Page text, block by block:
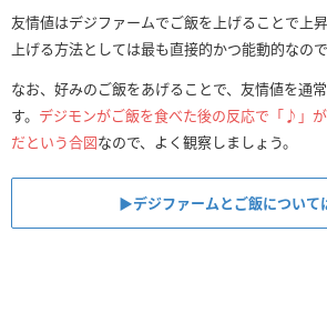
友情値はデジファームでご飯を上げることで上
上げる方法としては最も直接的かつ能動的なの
なお、好みのご飯をあげることで、友情値を通
す。 デジモンがご飯を食べた後の反応で「♪」
だという合図なので、よく観察しましょう。
▶︎デジファームとご飯について